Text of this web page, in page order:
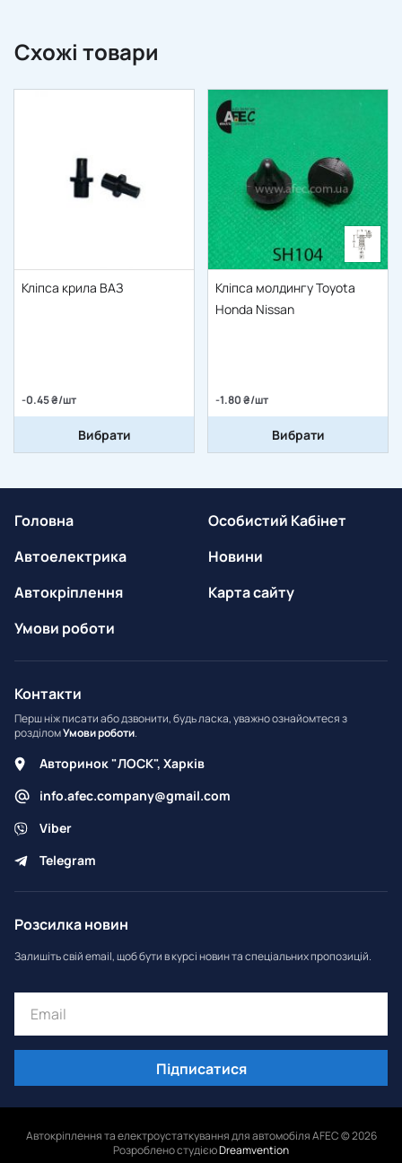
Схожі товари
Кліпса крила ВАЗ
-0.45 ₴/шт
Вибрати
Кліпса молдингу Toyota
Honda Nissan
-1.80 ₴/шт
Вибрати
Головна
Автоелектрика
Автокріплення
Умови роботи
Особистий Кабінет
Новини
Карта сайту
Контакти
Перш ніж писати або дзвонити, будь ласка, уважно ознайомтеся з
розділомУмови роботи.
Авторинок "ЛОСК", Харків
info.afec.company@gmail.com
Viber
Telegram
Розсилка новин
Залишіть свій email, щоб бути в курсі новин та спеціальних пропозицій.
Підписатися
Автокріплення та електроустаткування для автомобіля AFEC © 2026
Розроблено студієюDreamvention